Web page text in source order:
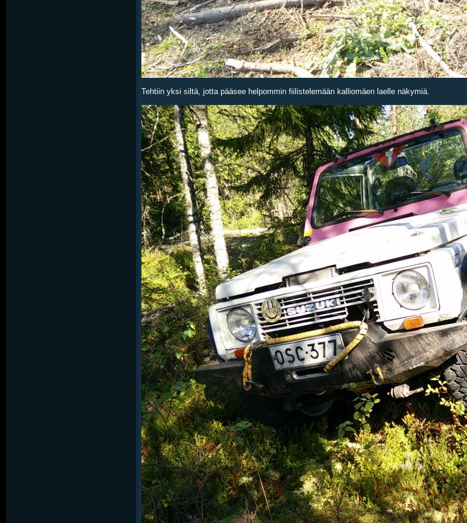
Tehtiin yksi siltä, jotta pääsee helpommin fiilistelemään kalliomäen laelle näkymiä.